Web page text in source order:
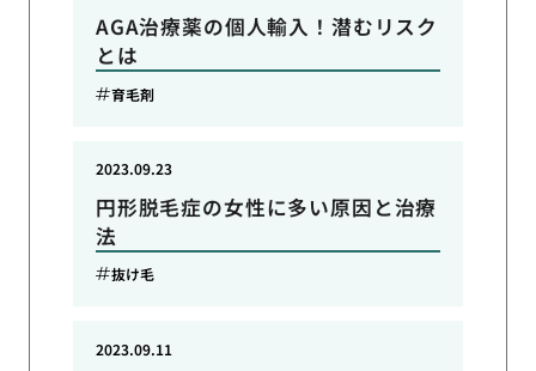
AGA治療薬の個人輸入！潜むリスク
とは
育毛剤
円形脱毛症の女性に多い原因と治療
法
2023.09.23
抜け毛
2023.09.11